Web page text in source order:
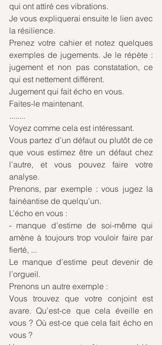
qui ont attiré ces vibrations.
Je vous expliquerai ensuite le lien avec
la résilience.
Prenez votre cahier et notez quelques
exemples de jugements. Je le répète :
jugement et non pas constatation, ce
qui est nettement différent.
Jugement qui fait écho en vous.
Faites-le maintenant.
........
Voyez comme cela est intéressant.
Vous partez d’un défaut ou plutôt de ce
que vous estimez être un défaut chez
l’autre, et vous pouvez faire votre
analyse.
Prenons, par exemple : vous jugez la
fainéantise de quelqu’un.
L’écho en vous :
- manque d’estime de soi-même qui
amène à toujours trop vouloir faire par
fierté, ...
Le manque d’estime peut devenir de
l’orgueil.
Prenons un autre exemple :
Vous trouvez que votre conjoint est
avare. Qu’est-ce que cela éveille en
vous ? Où est-ce que cela fait écho en
vous ?